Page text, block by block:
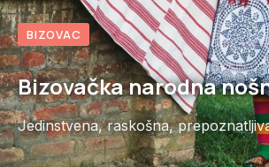
BIZOVAC
Bizovačka narodna
Jedinstvena, raskošna,